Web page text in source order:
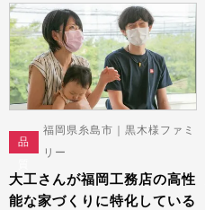
品
福岡県糸島市｜黒木様ファミ
リー
大工さんが福岡工務店の高性
能な家づくりに特化している